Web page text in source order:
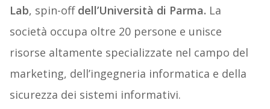
Lab, spin-off dell’Università di Parma. La
società occupa oltre 20 persone e unisce
risorse altamente specializzate nel campo del
marketing, dell’ingegneria informatica e della
sicurezza dei sistemi informativi.